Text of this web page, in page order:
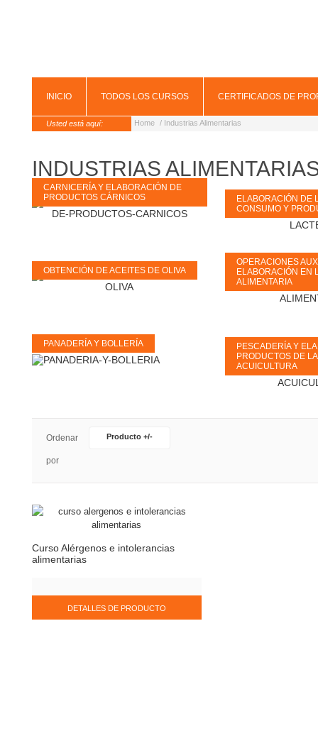
INICIO TODOS LOS CURSOS CERTIFICADOS DE
Usted está aquí: Home / Industrias Alimentarias
INDUSTRIAS
CARNICERÍA Y ELABORACIÓN DE
PRODUCTOS CÁRNICOS
ELABORACIÓN DE
CONSUMO Y
OBTENCIÓN DE ACEITES DE OLIVA
OPERACIONES
ELABORACIÓN EN
ALIMENTARIA
PANADERÍA Y BOLLERÍA
PESCADERÍA Y
PRODUCTOS DE
ACUICULTURA
Ordenar
por
Producto +/-
Curso Alérgenos e intolerancias
alimentarias
DETALLES DE PRODUCTO